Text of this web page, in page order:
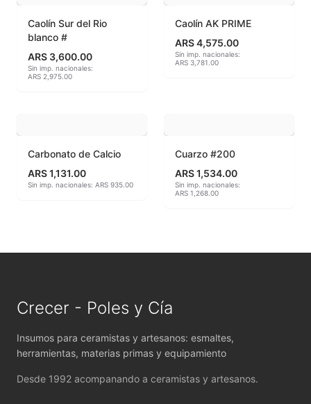
MAYCO CLEAR GLAZES
MAYCO DESIGNER LINER
MAYCO DUNCAN FRENCH DIMENSIONS
MAYCO E & E CHUNKIES
MAYCO FOUNDATIONS OPAQUE
MAYCO FOUNDATIONS SHEER
Caolín Sur del Rio
blanco #
ARS 3,600.00
Sin imp. nacionales:
ARS 2,975.00
Caolín AK PRIME
ARS 4,575.00
Sin imp. nacionales:
ARS 3,781.00
Carbonato de Calcio
ARS 1,131.00
Sin imp. nacionales: ARS 935.00
Cuarzo #200
ARS 1,534.00
Sin imp. nacionales:
ARS 1,268.00
Crecer - Poles y Cía
Insumos para ceramistas y artesanos: esmaltes,
herramientas, materias primas y equipamiento
Desde 1992 acompanando a ceramistas y artesanos.